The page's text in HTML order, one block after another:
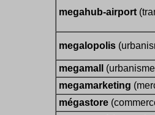
megahub-airport
megalopolis
megamall
megamarketing
mégastore